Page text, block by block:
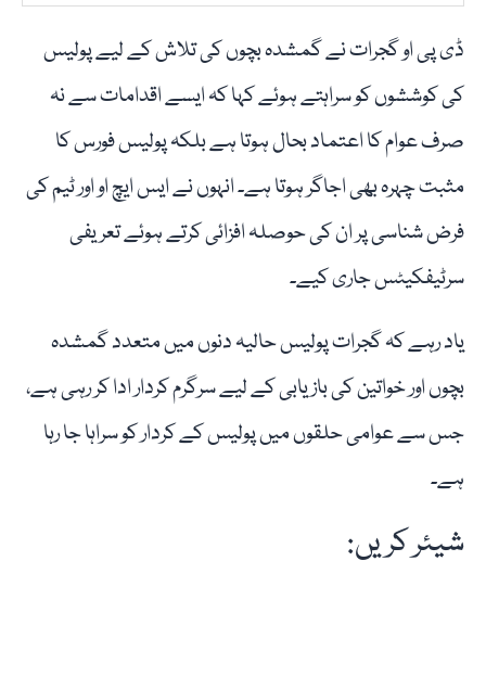
ڈی پی او گجرات نے گمشدہ بچوں کی تلاش کے لیے پولیس
کی کوششوں کو سراہتے ہوئے کہا کہ ایسے اقدامات سے نہ
صرف عوام کا اعتماد بحال ہوتا ہے بلکہ پولیس فورس کا
مثبت چہرہ بھی اجاگر ہوتا ہے۔ انہوں نے ایس ایچ او اور ٹیم کی
فرض شناسی پر ان کی حوصلہ افزائی کرتے ہوئے تعریفی
سرٹیفکیٹس جاری کیے۔
یاد رہے کہ گجرات پولیس حالیہ دنوں میں متعدد گمشدہ
بچوں اور خواتین کی بازیابی کے لیے سرگرم کردار ادا کر رہی ہے،
جس سے عوامی حلقوں میں پولیس کے کردار کو سراہا جا رہا
ہے۔
شیئر کریں: